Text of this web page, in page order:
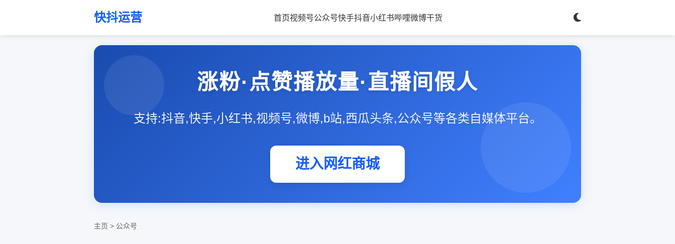
快抖运营 首页视频号公众号快手抖音小红书哔哩微博干货
涨粉·点赞播放量·直播间假人
支持:抖音,快手,小红书,视频号,微博,b站,西瓜头条,公众号等各类自媒体平台。
进入网红商城
主页 > 公众号